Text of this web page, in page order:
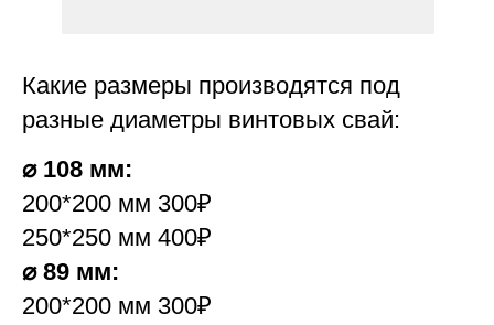
Какие размеры производятся под
разные диаметры винтовых свай:
⌀ 108 мм:
200*200 мм 300₽
250*250 мм 400₽
⌀ 89 мм:
200*200 мм 300₽